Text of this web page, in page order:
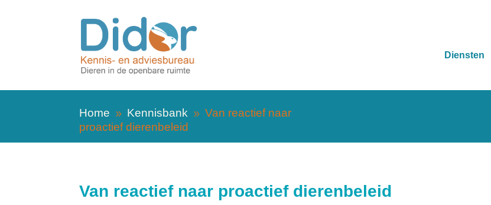
Diensten
Home 9 Kennisbank 9 Van reactief naar
proactief dierenbeleid
Van reactief naar proactief dierenbeleid